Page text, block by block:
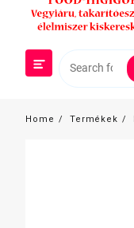
Home Termékek